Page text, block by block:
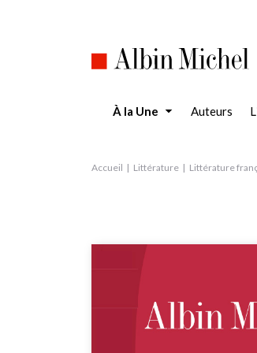
À la Une Auteurs
Accueil Littérature Littérature